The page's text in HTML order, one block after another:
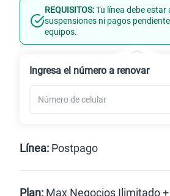
Línea Nueva
REQUISITOS:Tu línea debe estar
suspensiones ni pagos
equipos.
Ingresa el número a renovar
Línea: Postpago
Postpago
Plan: Max Negocios Ilimitado